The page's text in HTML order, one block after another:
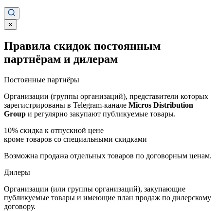
✕
Правила скидок постоянным
партнёрам и дилерам
Постоянные партнёры
Организации (группы организаций), представители которых
зарегистрированы в Telegram-канале Micros Distribution
Group и регулярно закупают публикуемые товары.
10% скидка к отпускной цене
кроме товаров со специальными скидками
Возможна продажа отдельных товаров по договорным ценам.
Дилеры
Организации (или группы организаций), закупающие
публикуемые товары и имеющие план продаж по дилерскому
договору.